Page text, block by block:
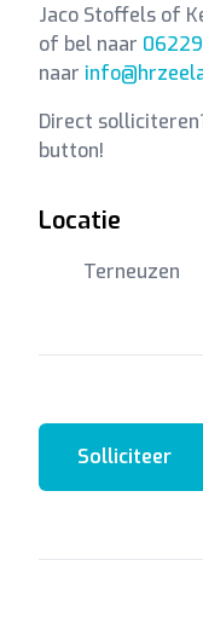
Jaco Stoffels of
of bel naar
naar
Direct
button!
Locatie
Terneuzen
Solliciteer